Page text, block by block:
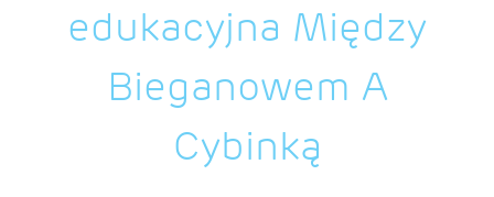
edukacyjna Między
Bieganowem A
Cybinką